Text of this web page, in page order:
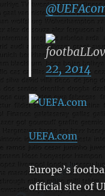
22, 2014
UEFA.com
Europe’s
official site of